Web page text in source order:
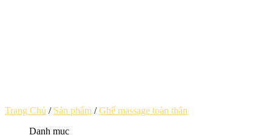
Trang Chủ / Sản phẩm /Ghế massage toàn thân
Danh mục